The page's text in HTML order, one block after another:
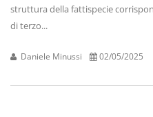
struttura della fattispecie
di terzo...
Daniele Minussi 02/05/2025